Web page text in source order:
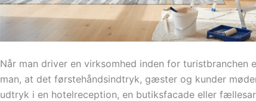
Når man driver en virksomhed inden for turistbranchen
man, at det førstehåndsindtryk, gæster og kunder
udtryk i en hotelreception, en butiksfacade eller